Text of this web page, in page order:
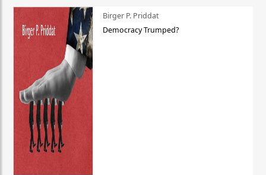
Birger P. Priddat
Democracy Trumped?